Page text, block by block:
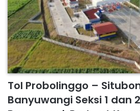
Tol Probolinggo –
Banyuwangi Seksi 1 dan